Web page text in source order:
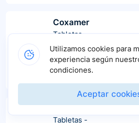
Coxamer
Tabletas-
10 und
Laboratorios América
Meloxicam
Tabletas -
Utilizamos cookies para
experiencia según
condiciones.
Aceptar